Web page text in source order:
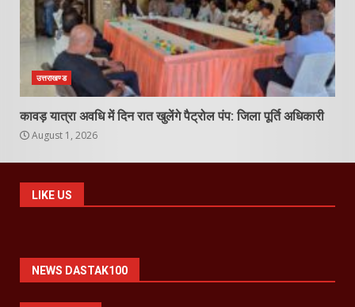
उत्तराखण्ड
कावड़ यात्रा अवधि में दिन रात खुलेंगे पैट्रोल पंप: जिला पूर्ति अधिकारी
August 1, 2026
LIKE US
NEWS DASTAK100